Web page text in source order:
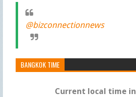
@bizconnectionnews
BANGKOK TIME
Current local time in